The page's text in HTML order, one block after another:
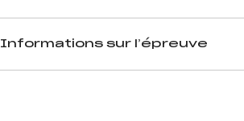
Informations sur l’épreuve